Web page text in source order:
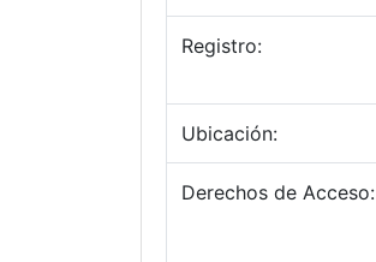
Registro:
Ubicación:
Derechos de Acceso: